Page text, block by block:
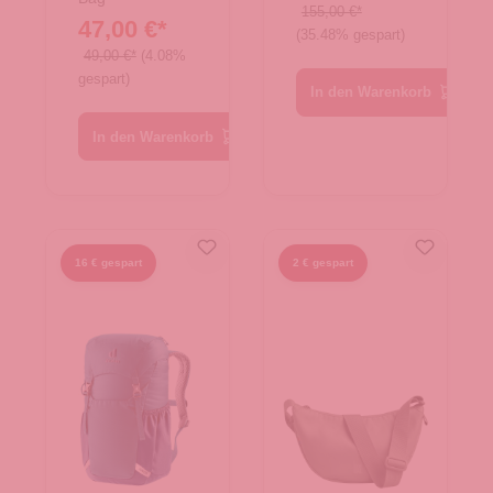
Black
47,00 €*
49,00 €* (4.08%
gespart)
TNF Black
155,00 €*
(35.48% gespart)
16 € gespart 2 € gespart